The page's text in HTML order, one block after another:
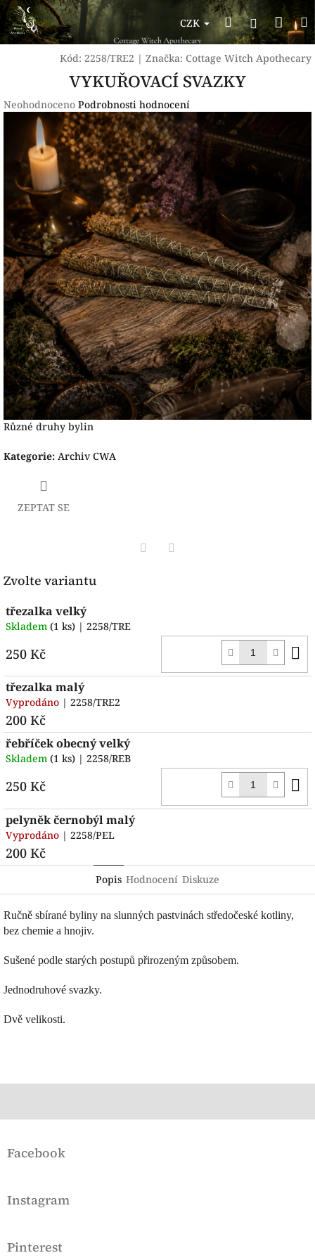
Přejít
na
obsah
CZK Hledat
Kód: 2258/TRE2 | Značka: Cottage Witch Apothecary
VYKUŘOVACÍ SVAZKY
Průměrné
hodnocení
produktu
hvězdiček.
Neohodnoceno Podrobnosti hodnocení
Různé druhy bylin
Kategorie: Archiv CWA
ZEPTAT SE
Zvolte variantu
třezalka velký
Skladem (1 ks) | 2258/TRE
250 Kč
třezalka malý
Vyprodáno | 2258/TRE2
200 Kč
řebříček obecný velký
Skladem (1 ks) | 2258/REB
250 Kč
pelyněk černobýl malý
Vyprodáno | 2258/PEL
200 Kč
Popis Hodnocení Diskuze
Ručně sbírané byliny na slunných pastvinách středočeské kotliny,
bez chemie a hnojiv.
Sušené podle starých postupů přirozeným způsobem.
Jednodruhové svazky.
Dvě velikosti.
Z
pFacebook
Instagram
Pinterest